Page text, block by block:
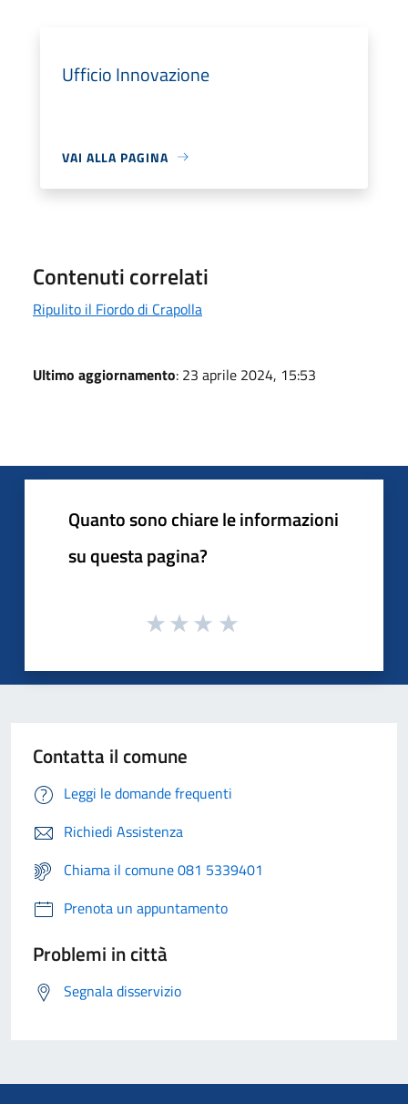
Ufficio Innovazione
VAI ALLA PAGINA
Contenuti correlati
Ripulito il Fiordo di Crapolla
Ultimo aggiornamento: 23 aprile 2024, 15:53
Quanto sono chiare le informazioni
su questa pagina?
Contatta il comune
Leggi le domande frequenti
Richiedi Assistenza
Chiama il comune 081 5339401
Prenota un appuntamento
Problemi in città
Segnala disservizio